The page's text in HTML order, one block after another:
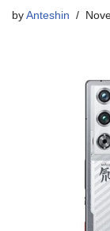
by Anteshin